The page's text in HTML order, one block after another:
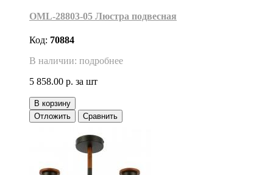
OML-28803-05 Люстра подвесная
Код: 70884
В наличии: подробнее
5 858.00 р. за шт
В корзину
Отложить
Сравнить